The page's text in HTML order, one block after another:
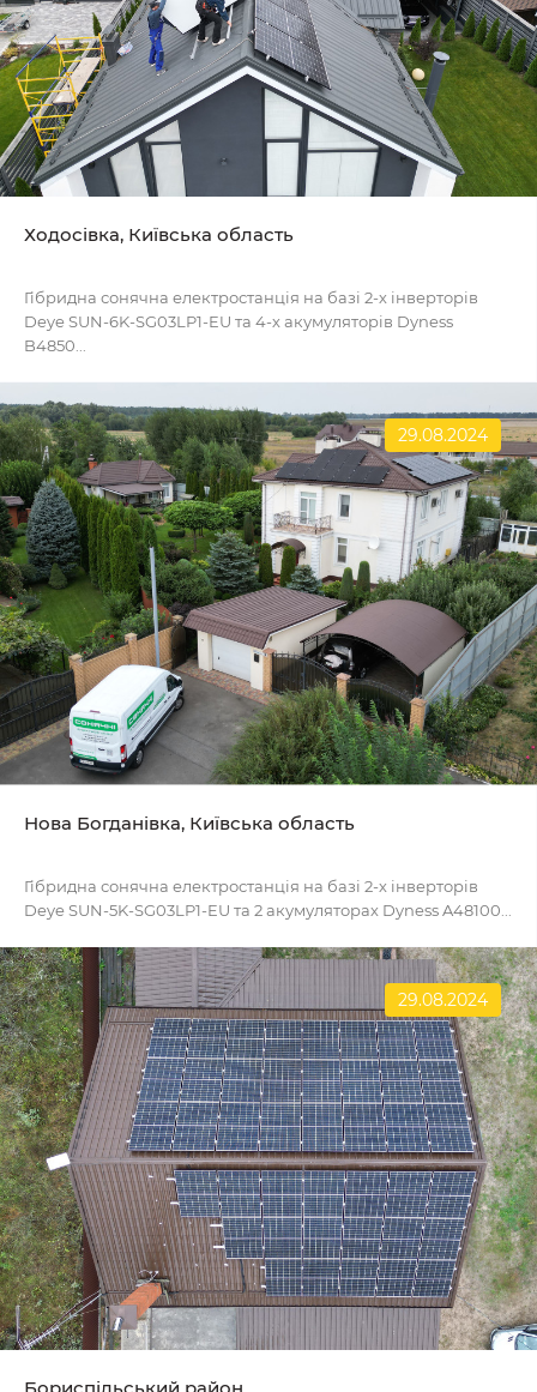
Ходосівка, Київська область
Гібридна сонячна електростанція на базі 2-х інверторів
Deye SUN-6K-SG03LP1-EU та 4-х акумуляторів Dyness
B4850...
29.08.2024
Нова Богданівка, Київська область
Гібридна сонячна електростанція на базі 2-х інверторів
Deye SUN-5K-SG03LP1-EU та 2 акумуляторах Dyness A48100...
29.08.2024